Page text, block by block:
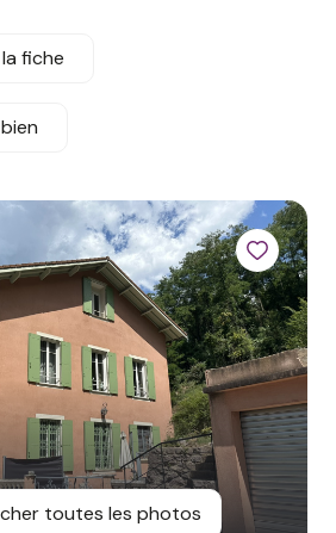
fiche
toutes les photos